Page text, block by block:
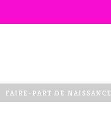
FAIRE-PART DE NAISSANCE